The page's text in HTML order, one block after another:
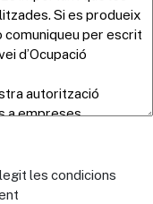
les condicions